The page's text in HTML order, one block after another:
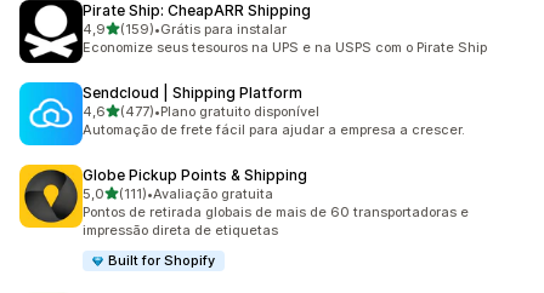
Pirate Ship: CheapARR Shipping
4,9de 5 estrelas
(159)
159 avaliações ao todo
•Grátis para instalar
Economize seus tesouros na UPS e na USPS com o Pirate Ship
Sendcloud | Shipping Platform
4,6de 5 estrelas
(477)
477 avaliações ao todo
•Plano gratuito disponível
Automação de frete fácil para ajudar a empresa a crescer.
Globe Pickup Points & Shipping
5,0de 5 estrelas
(111)
111 avaliações ao todo
•Avaliação gratuita
Pontos de retirada globais de mais de 60 transportadoras e
impressão direta de etiquetas
Built for Shopify